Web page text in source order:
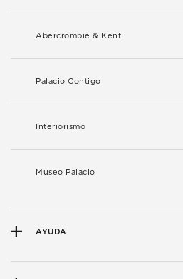
Abercrombie & Kent
Palacio Contigo
Interiorismo
Museo Palacio
AYUDA